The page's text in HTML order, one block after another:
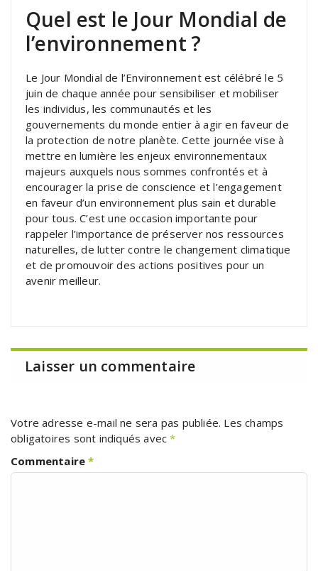
Quel est le Jour Mondial de
l’environnement ?
Le Jour Mondial de l’Environnement est célébré le 5
juin de chaque année pour sensibiliser et mobiliser
les individus, les communautés et les
gouvernements du monde entier à agir en faveur de
la protection de notre planète. Cette journée vise à
mettre en lumière les enjeux environnementaux
majeurs auxquels nous sommes confrontés et à
encourager la prise de conscience et l’engagement
en faveur d’un environnement plus sain et durable
pour tous. C’est une occasion importante pour
rappeler l’importance de préserver nos ressources
naturelles, de lutter contre le changement climatique
et de promouvoir des actions positives pour un
avenir meilleur.
Laisser un commentaire
Votre adresse e-mail ne sera pas publiée. Les champs
obligatoires sont indiqués avec*
Commentaire*